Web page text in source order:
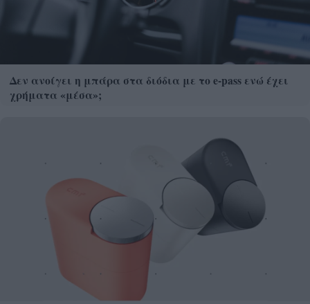
Δεν ανοίγει η μπάρα στα διόδια με το e-pass ενώ έχει
χρήματα «μέσα»;